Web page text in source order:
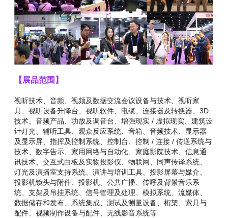
【展品范围】
视听技术、音频、视频及数据交流会议设备与技术、视听家
具、视听设备升降台、视听软件、电缆、连接器及转换器、3D
技术、音频产品、功放及调音台、增强现实 / 虚拟现实、建筑设
计灯光、辅听工具、观众反应系统、音箱、音频技术、显示器
及显示屏、指挥及控制系统、控制台、控制 / 连接 / 传送系统与
技术、数字告示、家用网络与自动化、家庭影院技术、信息通
讯技术、交互式白板及实物投影仪、物联网、同声传译系统、
灯光及演播室支持系统、演讲与培训工具、投影屏幕与媒介、
投影机镜头与附件、投影机、公共广播、传呼及背景音乐系
统、支架及吊挂系统、信号管理及处理、模拟系统、流媒体、
数据储存和发布、系统集成、测试及测量设备、桁架、索具与
配件、视频制作设备与配件、无线影音系统等